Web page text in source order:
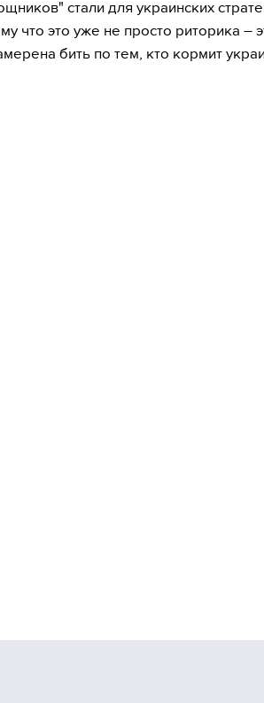
стали для украинских
что это уже не просто риторика –
бить по тем, кто кормит